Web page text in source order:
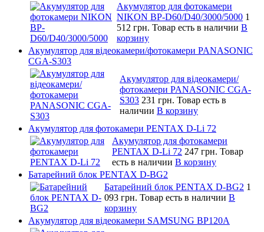
Акумулятор для фотокамери
NIKON BP-D60/D40/3000/5000 1
512 грн. Товар есть в наличии В
корзину
Акумулятор для відеокамери/фотокамери PANASONIC
CGA-S303
Акумулятор для відеокамери/
фотокамери PANASONIC CGA-
S303 231 грн. Товар есть в
наличии В корзину
Акумулятор для фотокамери PENTAX D-Li 72
Акумулятор для фотокамери
PENTAX D-Li 72 247 грн. Товар
есть в наличии В корзину
Батарейний блок PENTAX D-BG2
Батарейний блок PENTAX D-BG2 1
093 грн. Товар есть в наличии В
корзину
Акумулятор для відеокамери SAMSUNG BP120A